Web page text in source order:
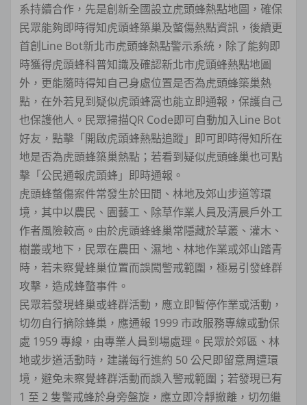
系持續合作，先是創新全國設立虎頭蜂熱點地圖，確保
民眾能夠即時得知虎頭蜂築巢及螫傷熱點資訊，後續更
首創Line Bot新北市虎頭蜂熱點警示系統，除了能夠即
時獲得虎頭蜂科普知識及確認新北市虎頭蜂熱點地圖
外，更能隨時得知自己身處位置是否為虎頭蜂築巢熱
點，在外若見到疑似虎頭蜂窩也能立即通報，保護自己
也保護他人。民眾掃描QR Code即可自動加入Line Bot
好友，點擊「開啟虎頭蜂熱點追蹤」即可即時得知所在
地是否為虎頭蜂築巢熱點；若看到疑似虎頭蜂巢也可點
擊「公民通報虎頭蜂」即時通報。
虎頭蜂螫傷案件常發生於田間、林地及郊山步道等環
境，其中以農民、園藝工、除草作業人員及清晨戶外工
作者風險較高。由於虎頭蜂蜂巢常隱藏於草叢、灌木、
樹叢或地下，民眾在農田、濕地、林地作業或郊山踏青
時，若未察覺蜂巢位置而誤闖警戒範圍，極易引發蜂群
攻擊，造成蜂螫事件。
民眾若發現蜂巢或蜂群活動，應立即暫停作業或活動，
切勿自行摘除蜂巢，應通報 1999 市政服務專線或動保
處 1959 專線，由專業人員到場處理。民眾於郊區、林
地或步道活動時，建議每行進約 50 公尺即留意周遭環
境，避免未察覺蜂群活動而誤入警戒範圍；若發現已有
1 至 2 隻警戒蜂於身旁盤旋，應立即冷靜撤離，切勿繼